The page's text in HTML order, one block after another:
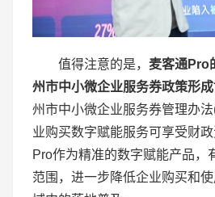
值得注意的是， 麦客通Pro
州市中小微企业服务券政策形
州市中小微企业服务券管理办
业购买数字赋能服务可享受财
Pro作为精准的数字赋能产品，
范围，进一步降低企业购买和